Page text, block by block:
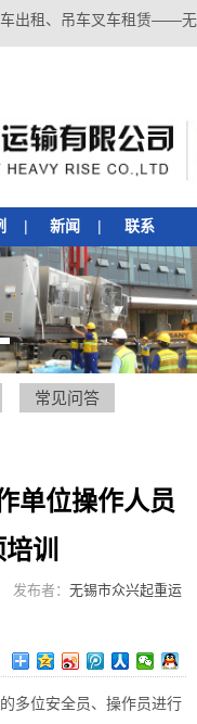
车出租、吊车叉车租赁——无
| 新闻 | 联系
常见问答
单位操作人员
训
布者： 无锡市众兴起重运
多位安全员、操作员进行